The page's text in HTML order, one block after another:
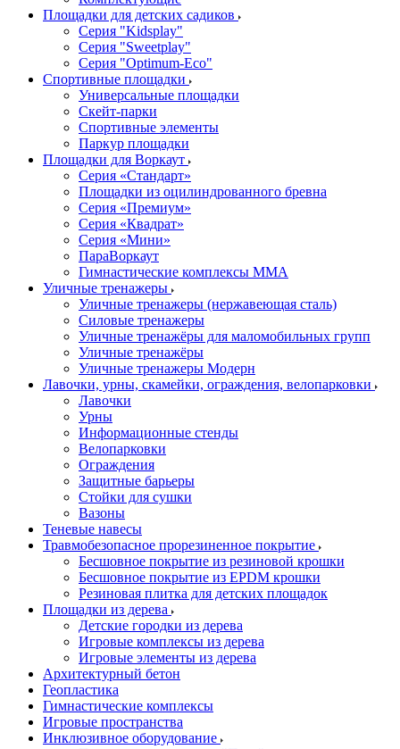
Площадки для детских садиков
Серия "Kidsplay"
Серия "Sweetplay"
Серия "Оptimum-Еco"
Спортивные площадки
Универсальные площадки
Скейт-парки
Спортивные элементы
Паркур площадки
Площадки для Воркаут
Серия «Стандарт»
Площадки из оцилиндрованного бревна
Серия «Премиум»
Серия «Квадрат»
Серия «Мини»
ПараВоркаут
Гимнастические комплексы ММА
Уличные тренажеры
Уличные тренажеры (нержавеющая сталь)
Силовые тренажеры
Уличные тренажёры для маломобильных групп
Уличные тренажёры
Уличные тренажеры Модерн
Лавочки, урны, скамейки, ограждения, велопарковки
Лавочки
Урны
Информационные стенды
Велопарковки
Ограждения
Защитные барьеры
Стойки для сушки
Вазоны
Теневые навесы
Травмобезопасное прорезиненное покрытие
Бесшовное покрытие из резиновой крошки
Бесшовное покрытие из EPDM крошки
Резиновая плитка для детских площадок
Площадки из дерева
Детские городки из дерева
Игровые комплексы из дерева
Игровые элементы из дерева
Архитектурный бетон
Геопластика
Гимнастические комплексы
Игровые пространства
Инклюзивное оборудование